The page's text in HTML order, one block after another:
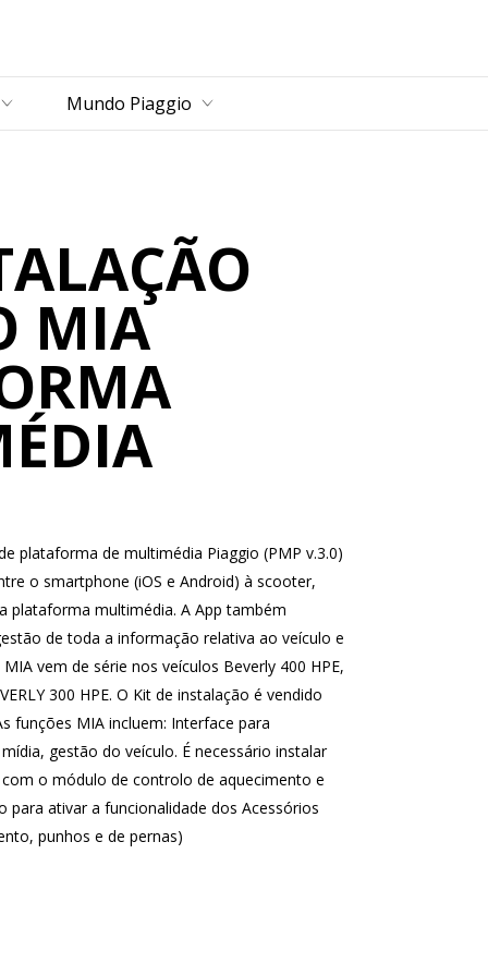
Mundo Piaggio
MIA
plataforma de multimédia Piaggio (PMP v.3.0)
o smartphone (iOS e Android) à scooter,
plataforma multimédia. A App também
de toda a informação relativa ao veículo e
vem de série nos veículos Beverly 400 HPE,
300 HPE. O Kit de instalação é vendido
funções MIA incluem: Interface para
gestão do veículo. É necessário instalar
o módulo de controlo de aquecimento e
para ativar a funcionalidade dos Acessórios
punhos e de pernas)